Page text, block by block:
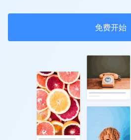
免费开始